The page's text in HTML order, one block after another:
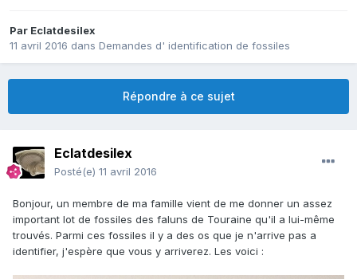
Par Eclatdesilex
11 avril 2016 dans Demandes d' identification de fossiles
Répondre à ce sujet
Eclatdesilex
Posté(e) 11 avril 2016
Bonjour, un membre de ma famille vient de me donner un assez
important lot de fossiles des faluns de Touraine qu'il a lui-même
trouvés. Parmi ces fossiles il y a des os que je n'arrive pas a
identifier, j'espère que vous y arriverez. Les voici :